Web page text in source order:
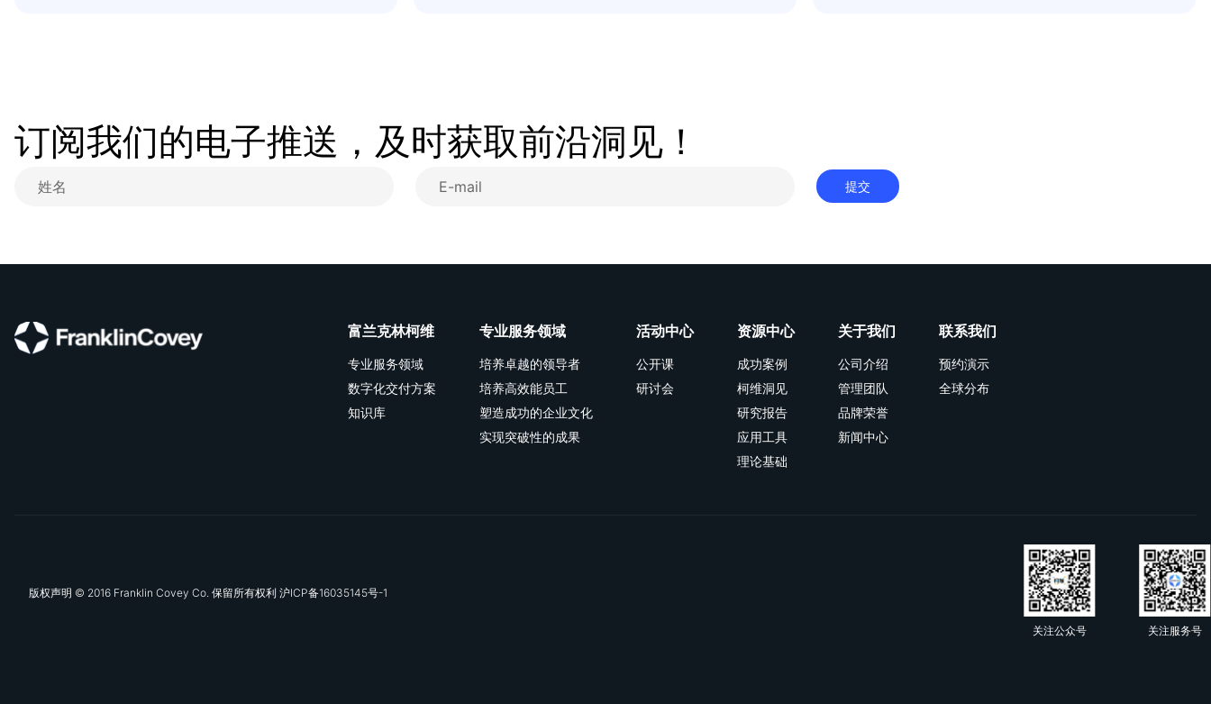
订阅我们的电子推送，及时获取前沿洞见！
提交
富兰克林柯维
专业服务领域
数字化交付方案
知识库
专业服务领域
培养卓越的领导者
培养高效能员工
塑造成功的企业文化
实现突破性的成果
活动中心
公开课
研讨会
资源中心
成功案例
柯维洞见
研究报告
应用工具
理论基础
关于我们
公司介绍
管理团队
品牌荣誉
新闻中心
联系我们
预约演示
全球分布
关注服务号
关注公众号
版权声明 © 2016 Franklin Covey Co. 保留所有权利 沪ICP备16035145号-1